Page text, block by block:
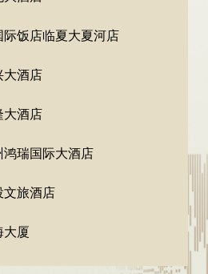
际饭店临夏大夏河店
大酒店
大酒店
鸿瑞国际大酒店
文旅酒店
大厦